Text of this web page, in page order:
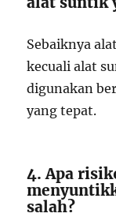
Sebaiknya
kecuali alat
digunakan
yang tepat.
4. Apa
salah?